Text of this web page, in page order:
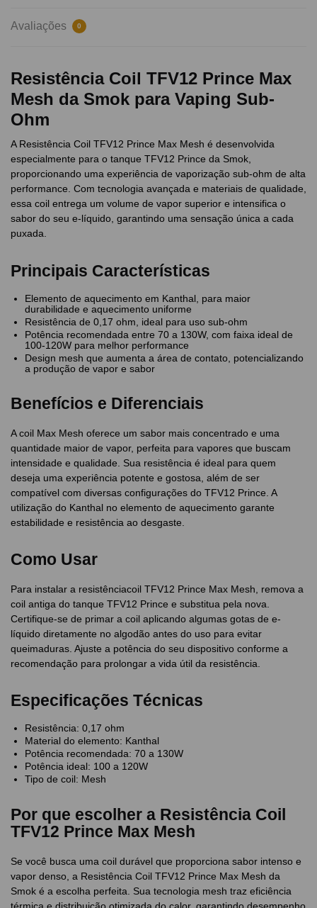
Avaliações 0
Resistência Coil TFV12 Prince Max
Mesh da Smok para Vaping Sub-
Ohm
A Resistência Coil TFV12 Prince Max Mesh é desenvolvida
especialmente para o tanque TFV12 Prince da Smok,
proporcionando uma experiência de vaporização sub-ohm de alta
performance. Com tecnologia avançada e materiais de qualidade,
essa coil entrega um volume de vapor superior e intensifica o
sabor do seu e-líquido, garantindo uma sensação única a cada
puxada.
Principais Características
Elemento de aquecimento em Kanthal, para maior
durabilidade e aquecimento uniforme
Resistência de 0,17 ohm, ideal para uso sub-ohm
Potência recomendada entre 70 a 130W, com faixa ideal de
100-120W para melhor performance
Design mesh que aumenta a área de contato, potencializando
a produção de vapor e sabor
Benefícios e Diferenciais
A coil Max Mesh oferece um sabor mais concentrado e uma
quantidade maior de vapor, perfeita para vapores que buscam
intensidade e qualidade. Sua resistência é ideal para quem
deseja uma experiência potente e gostosa, além de ser
compatível com diversas configurações do TFV12 Prince. A
utilização do Kanthal no elemento de aquecimento garante
estabilidade e resistência ao desgaste.
Como Usar
Para instalar a resistênciacoil TFV12 Prince Max Mesh, remova a
coil antiga do tanque TFV12 Prince e substitua pela nova.
Certifique-se de primar a coil aplicando algumas gotas de e-
líquido diretamente no algodão antes do uso para evitar
queimaduras. Ajuste a potência do seu dispositivo conforme a
recomendação para prolongar a vida útil da resistência.
Especificações Técnicas
Resistência: 0,17 ohm
Material do elemento: Kanthal
Potência recomendada: 70 a 130W
Potência ideal: 100 a 120W
Tipo de coil: Mesh
Por que escolher a Resistência Coil
TFV12 Prince Max Mesh
Se você busca uma coil durável que proporciona sabor intenso e
vapor denso, a Resistência Coil TFV12 Prince Max Mesh da
Smok é a escolha perfeita. Sua tecnologia mesh traz eficiência
térmica e distribuição otimizada do calor, garantindo desempenho